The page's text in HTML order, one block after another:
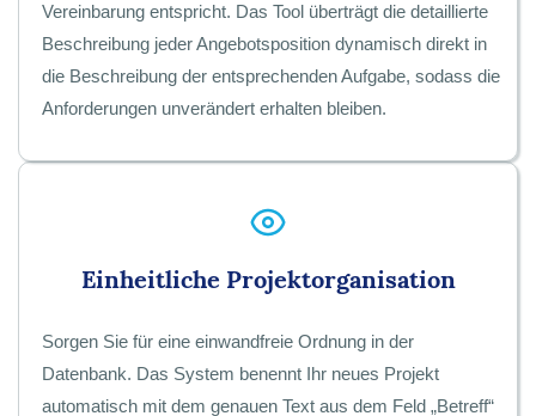
Vereinbarung entspricht. Das Tool überträgt die detaillierte
Beschreibung jeder Angebotsposition dynamisch direkt in
die Beschreibung der entsprechenden Aufgabe, sodass die
Anforderungen unverändert erhalten bleiben.
Einheitliche Projektorganisation
Sorgen Sie für eine einwandfreie Ordnung in der
Datenbank. Das System benennt Ihr neues Projekt
automatisch mit dem genauen Text aus dem Feld „Betreff“